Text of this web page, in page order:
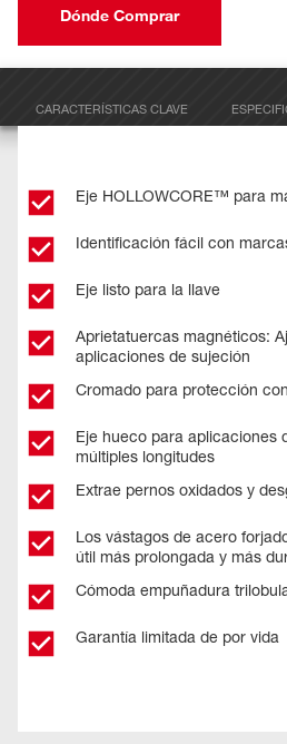
Dónde Comprar
CARACTERÍSTICAS CLAVE
Eje HOLLOWCORE™ para
Identificación fácil con
Eje listo para la llave
Aprietatuercas magnéticos:
aplicaciones de sujeción
Cromado para protección
Eje hueco para aplicaciones
múltiples longitudes
Extrae pernos oxidados y
Los vástagos de acero
útil más prolongada y más
Cómoda empuñadura
Garantía limitada de por vida